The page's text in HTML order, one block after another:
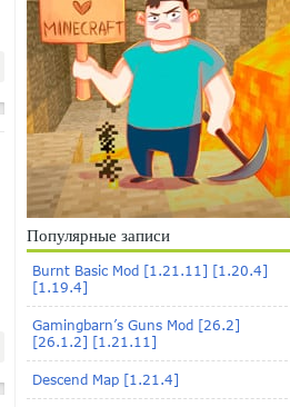
Популярные записи
Burnt Basic Mod [1.21.11] [1.20.4]
[1.19.4]
Gamingbarn’s Guns Mod [26.2]
[26.1.2] [1.21.11]
Descend Map [1.21.4]